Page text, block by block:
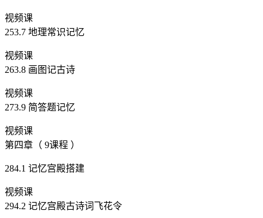
视频课
253.7 地理常识记忆
视频课
263.8 画图记古诗
视频课
273.9 简答题记忆
视频课
第四章（ 9课程 ）
284.1 记忆宫殿搭建
视频课
294.2 记忆宫殿古诗词飞花令